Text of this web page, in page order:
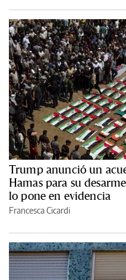
Trump anunció un
Hamas para su
lo pone en evidencia
Francesca Cicardi